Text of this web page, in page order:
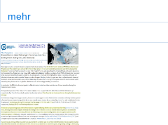
mehr